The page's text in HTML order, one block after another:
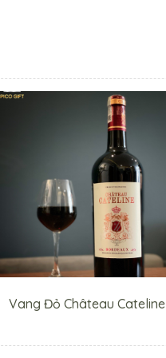
Vang Đỏ Château Cateline